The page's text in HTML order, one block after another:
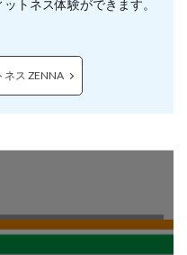
トネス体験ができます。
ネス ZENNA